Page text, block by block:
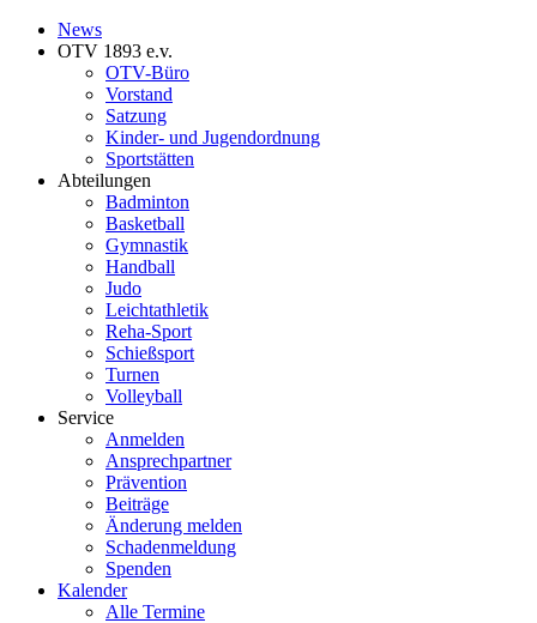
News
OTV 1893 e.v.
OTV-Büro
Vorstand
Satzung
Kinder- und Jugendordnung
Sportstätten
Abteilungen
Badminton
Basketball
Gymnastik
Handball
Judo
Leichtathletik
Reha-Sport
Schießsport
Turnen
Volleyball
Service
Anmelden
Ansprechpartner
Prävention
Beiträge
Änderung melden
Schadenmeldung
Spenden
Kalender
Alle Termine